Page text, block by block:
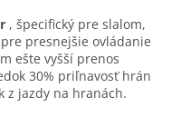
, špecifický pre slalom,
presnejšie ovládanie
ešte vyšší prenos
30% priľnavosť hrán
z jazdy na hranách.